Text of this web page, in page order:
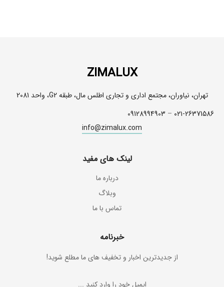
ZIMALUX
تهران، نیاوران، مجتمع اداری و تجاری اطلس مال، طبقه G2، واحد 2081
۰۲۱-26371586 –
09128994903
info@zimalux.com
لینک های مفید
درباره ما
وبلاگ
تماس با ما
خبرنامه
از جدیدترین اخبار و تخفیف های ما مطلع شوید!